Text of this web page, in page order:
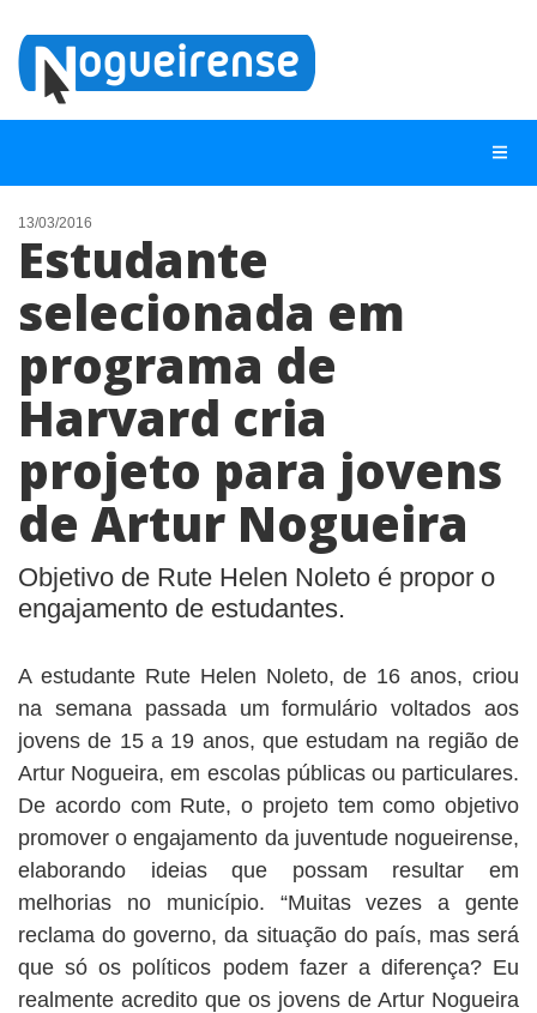
NOTÍCIAS
LISTA DIGITAL
QUEM SOMOS
CONTATO
ANUNCIE
BUSCAR
13/03/2016
Estudante
selecionada em
programa de
Harvard cria
projeto para jovens
de Artur Nogueira
Objetivo de Rute Helen Noleto é propor o
engajamento de estudantes.
A estudante Rute Helen Noleto, de 16 anos, criou
na semana passada um formulário voltados aos
jovens de 15 a 19 anos, que estudam na região de
Artur Nogueira, em escolas públicas ou particulares.
De acordo com Rute, o projeto tem como objetivo
promover o engajamento da juventude nogueirense,
elaborando ideias que possam resultar em
melhorias no município. “Muitas vezes a gente
reclama do governo, da situação do país, mas será
que só os políticos podem fazer a diferença? Eu
realmente acredito que os jovens de Artur Nogueira